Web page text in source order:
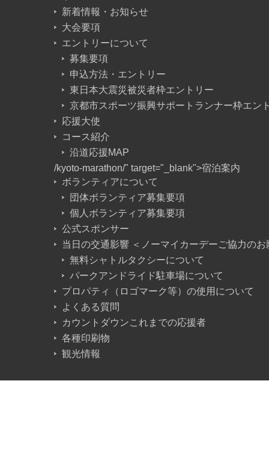
新着情報・お知らせ
大会要項
エントリーについて
募集要項
申込方法・エントリー
東日本大震災被災者枠エントリー
京都市スポーツ振興サポートランナー枠エン
応援大使
コース紹介
沿道応援MAP
/kyoto-marathon/" target="_blank">宿泊案内
ボランティアについて
団体ボランティア募集要項
個人ボランティア募集要項
公式スポンサー
当日の交通影響 ＜ノーマイカーデーご協力のお
無料シャトルタクシーについて
パークアンドライド駐車場について
プロパティ（ロゴマーク等）の使用について
よくある質問
カウントダウンこれまでの応援者
各種印刷物
観光情報